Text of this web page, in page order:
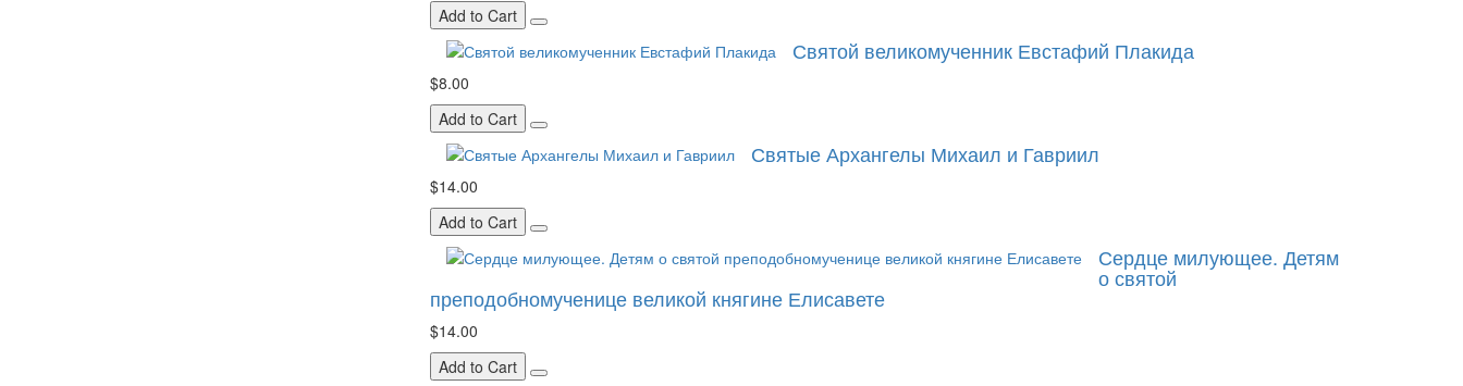
Add to Cart
Святой великомученник Евстафий Плакида
$8.00
Add to Cart
Святые Архангелы Михаил и Гавриил
$14.00
Add to Cart
Сердце милующее. Детям
о святой
преподобномученице великой княгине Елисавете
$14.00
Add to Cart